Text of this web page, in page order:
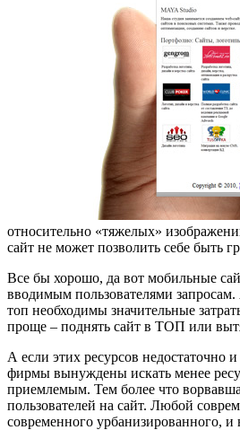
относительно «тяжелых»
сайт не может позволить себе быть
Все бы хорошо, да вот мобильные
вводимым пользователями
топ необходимы значительные
проще – поднять сайт в ТОП или
А если этих ресурсов недостаточно
фирмы вынуждены искать менее
приемлемым. Тем более что
пользователей на сайт. Любой
современного урбанизированного, и